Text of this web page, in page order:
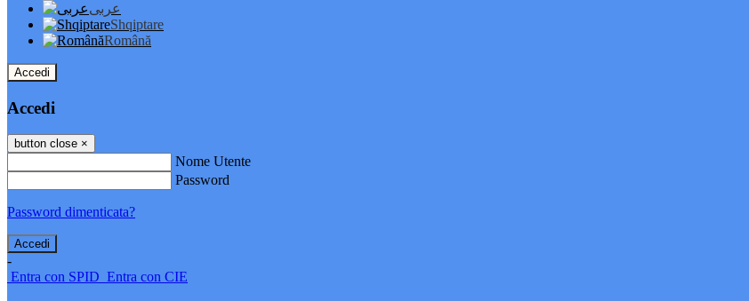
عربى
Shqiptare
Română
Accedi
Accedi
button close ×
Nome Utente
Password
Password dimenticata?
-
Entra con SPID Entra con CIE